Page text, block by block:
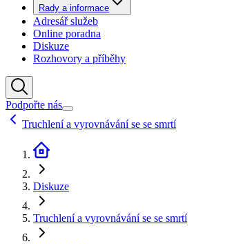
Rady a informace
Adresář služeb
Online poradna
Diskuze
Rozhovory a příběhy
Podpořte nás
Truchlení a vyrovnávání se se smrtí
Diskuze
Truchlení a vyrovnávání se se smrtí